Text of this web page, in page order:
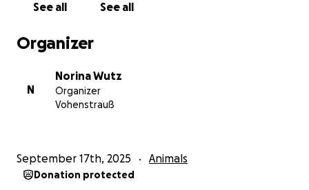
See all See all
Organizer
N
Norina Wutz
Organizer
Vohenstrauß
September 17th, 2025 Animals
Donation protected